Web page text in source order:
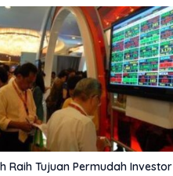
Raih Tujuan Permudah Investor